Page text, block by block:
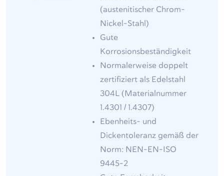
(austenitischer Chrom-
Nickel-Stahl)
Gute
Korrosionsbeständigkeit
Normalerweise doppelt
zertifiziert als Edelstahl
304L (Materialnummer
1.4301 / 1.4307)
Ebenheits- und
Dickentoleranz gemäß der
Norm: NEN-EN-ISO
9445-2